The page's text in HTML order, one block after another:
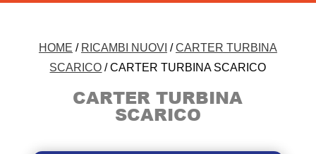
HOME / RICAMBI NUOVI /CARTER TURBINA
SCARICO / CARTER TURBINA SCARICO
CARTER TURBINA
SCARICO